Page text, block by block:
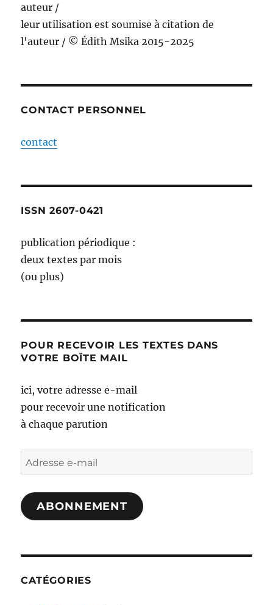
auteur /
leur utilisation est soumise à citation de
l'auteur / © Édith Msika 2015-2025
CONTACT PERSONNEL
contact
ISSN 2607-0421
publication périodique :
deux textes par mois
(ou plus)
POUR RECEVOIR LES TEXTES DANS
VOTRE BOÎTE MAIL
ici, votre adresse e-mail
pour recevoir une notification
à chaque parution
Adresse
e-
mail
ABONNEMENT
CATÉGORIES